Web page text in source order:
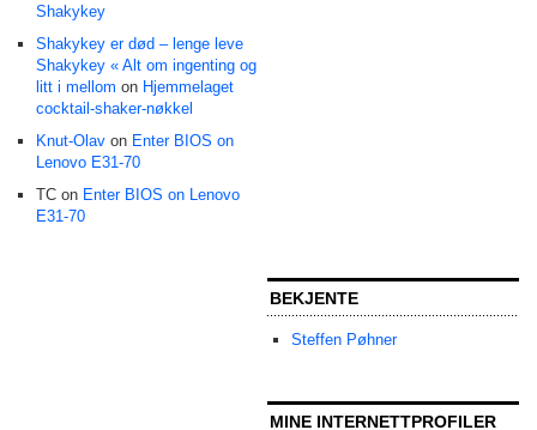
Shakykey
Shakykey er død – lenge leve
Shakykey « Alt om ingenting og
litt i mellom on Hjemmelaget
cocktail-shaker-nøkkel
Knut-Olav on Enter BIOS on
Lenovo E31-70
TC on Enter BIOS on Lenovo
E31-70
BEKJENTE
Steffen Pøhner
MINE INTERNETTPROFILER